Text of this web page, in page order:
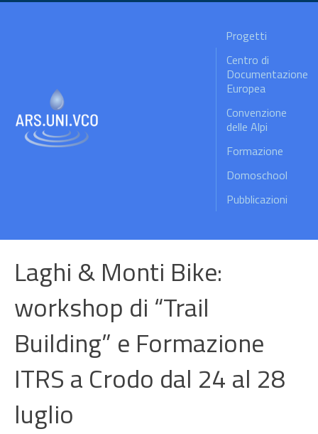
Progetti
Centro di
Documentazione
Europea
Convenzione
delle Alpi
Formazione
Domoschool
Pubblicazioni
Laghi & Monti Bike:
workshop di “Trail
Building” e Formazione
ITRS a Crodo dal 24 al 28
luglio